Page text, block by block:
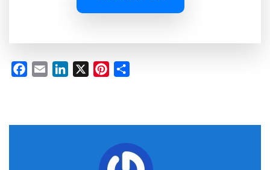
Facebook
Email LinkedIn Pinterest